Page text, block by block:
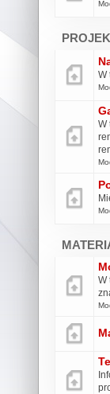
W
W
W